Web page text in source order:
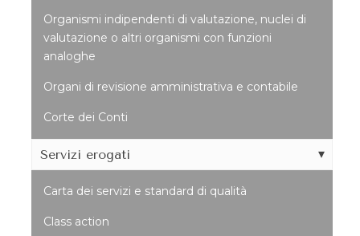
Organismi indipendenti di valutazione, nuclei di
valutazione o altri organismi con funzioni
analoghe
Organi di revisione amministrativa e contabile
Corte dei Conti
Servizi erogati
Carta dei servizi e standard di qualità
Class action